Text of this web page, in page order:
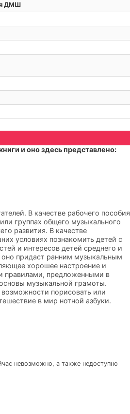
ДМШ
и оно здесь представлено:
В качестве рабочего пособия
группах общего музыкального
развития. В качестве
условиях познакомить детей с
и интересов детей среднего и
придаст ранним музыкальным
хорошее настроение и
правилами, предложенными в
музыкальной грамоты.
порисовать или
в мир нотной азбуки.
невозможно, а также недоступно